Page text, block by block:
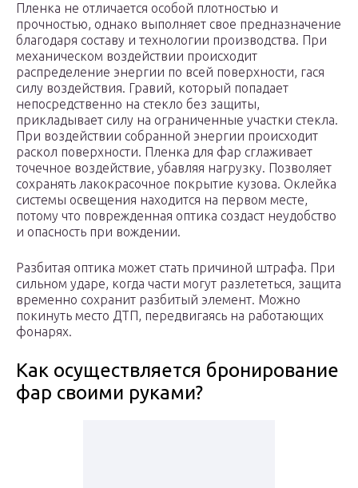
Пленка не отличается особой плотностью и
прочностью, однако выполняет свое предназначение
благодаря составу и технологии производства. При
механическом воздействии происходит
распределение энергии по всей поверхности, гася
силу воздействия. Гравий, который попадает
непосредственно на стекло без защиты,
прикладывает силу на ограниченные участки стекла.
При воздействии собранной энергии происходит
раскол поверхности. Пленка для фар сглаживает
точечное воздействие, убавляя нагрузку. Позволяет
сохранять лакокрасочное покрытие кузова. Оклейка
системы освещения находится на первом месте,
потому что поврежденная оптика создаст неудобство
и опасность при вождении.
Разбитая оптика может стать причиной штрафа. При
сильном ударе, когда части могут разлететься, защита
временно сохранит разбитый элемент. Можно
покинуть место ДТП, передвигаясь на работающих
фонарях.
Как осуществляется бронирование
фар своими руками?